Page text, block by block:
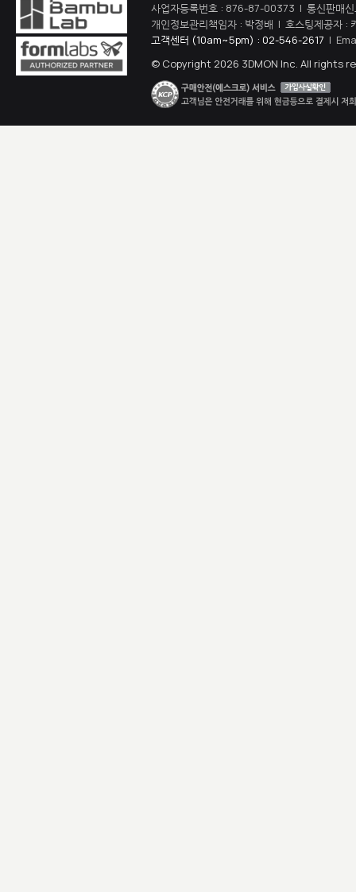
사업자등록번호 : 876-87-00373 | 통신판매
개인정보관리책임자 : 박정배 | 호스팅제공자 :
고객센터 (10am~5pm) : 02-546-2617 |
© Copyright 2026 3DMON Inc. All rights